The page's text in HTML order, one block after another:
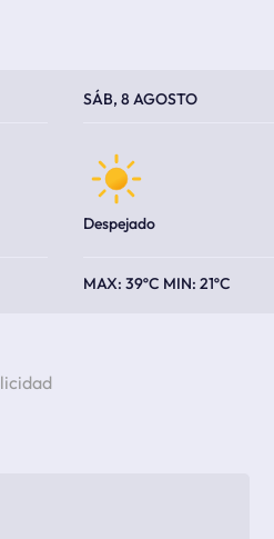
SÁB, 8 AGOSTO
Despejado
39ºC 21ºC